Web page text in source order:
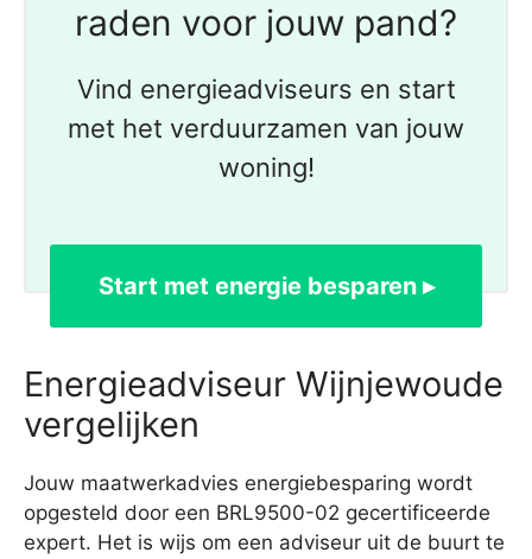
raden voor jouw pand?
Vind energieadviseurs en start
met het verduurzamen van jouw
woning!
Start met energie besparen ▸
Energieadviseur Wijnjewoude
vergelijken
Jouw maatwerkadvies energiebesparing wordt
opgesteld door een BRL9500-02 gecertificeerde
expert. Het is wijs om een adviseur uit de buurt te